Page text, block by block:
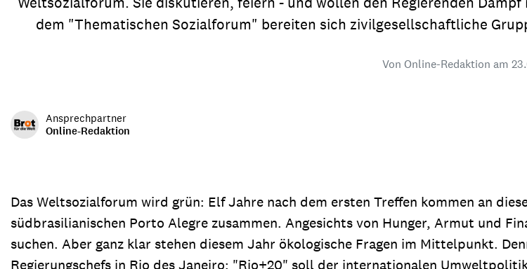
Transparenz & Jahresbericht
Stipendien
Entdecken Sie unsere zahlreichen Publikationen & Materialien:
Weitere Spendenmöglichkeiten
Inlandsförderung
dem "Thematischen Sozialforum" bereiten sich zivilgesellschaftliche
Von Online-Redaktion am
Ansprechpartner
Online-Redaktion
Das Weltsozialforum wird grün: Elf Jahre nach dem ersten Treffen kommen an
südbrasilianischen Porto Alegre zusammen. Angesichts von Hunger, Armut und
suchen. Aber ganz klar stehen diesem Jahr ökologische Fragen im Mittelpunkt.
Regierungschefs in Rio des Janeiro: "Rio+20" soll der internationalen